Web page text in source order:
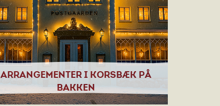
ARRANGEMENTER I KORSBÆK PÅ
BAKKEN